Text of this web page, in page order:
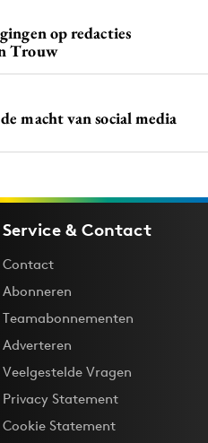
op redacties
Trouw
macht van social media
Service & Contact
Contact
Abonneren
Teamabonnementen
Adverteren
Veelgestelde Vragen
Privacy Statement
Cookie Statement